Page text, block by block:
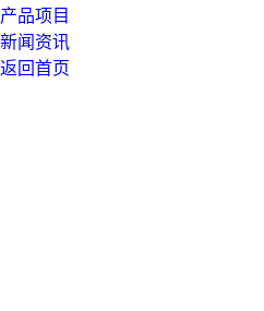
产品项目
新闻资讯
返回首页